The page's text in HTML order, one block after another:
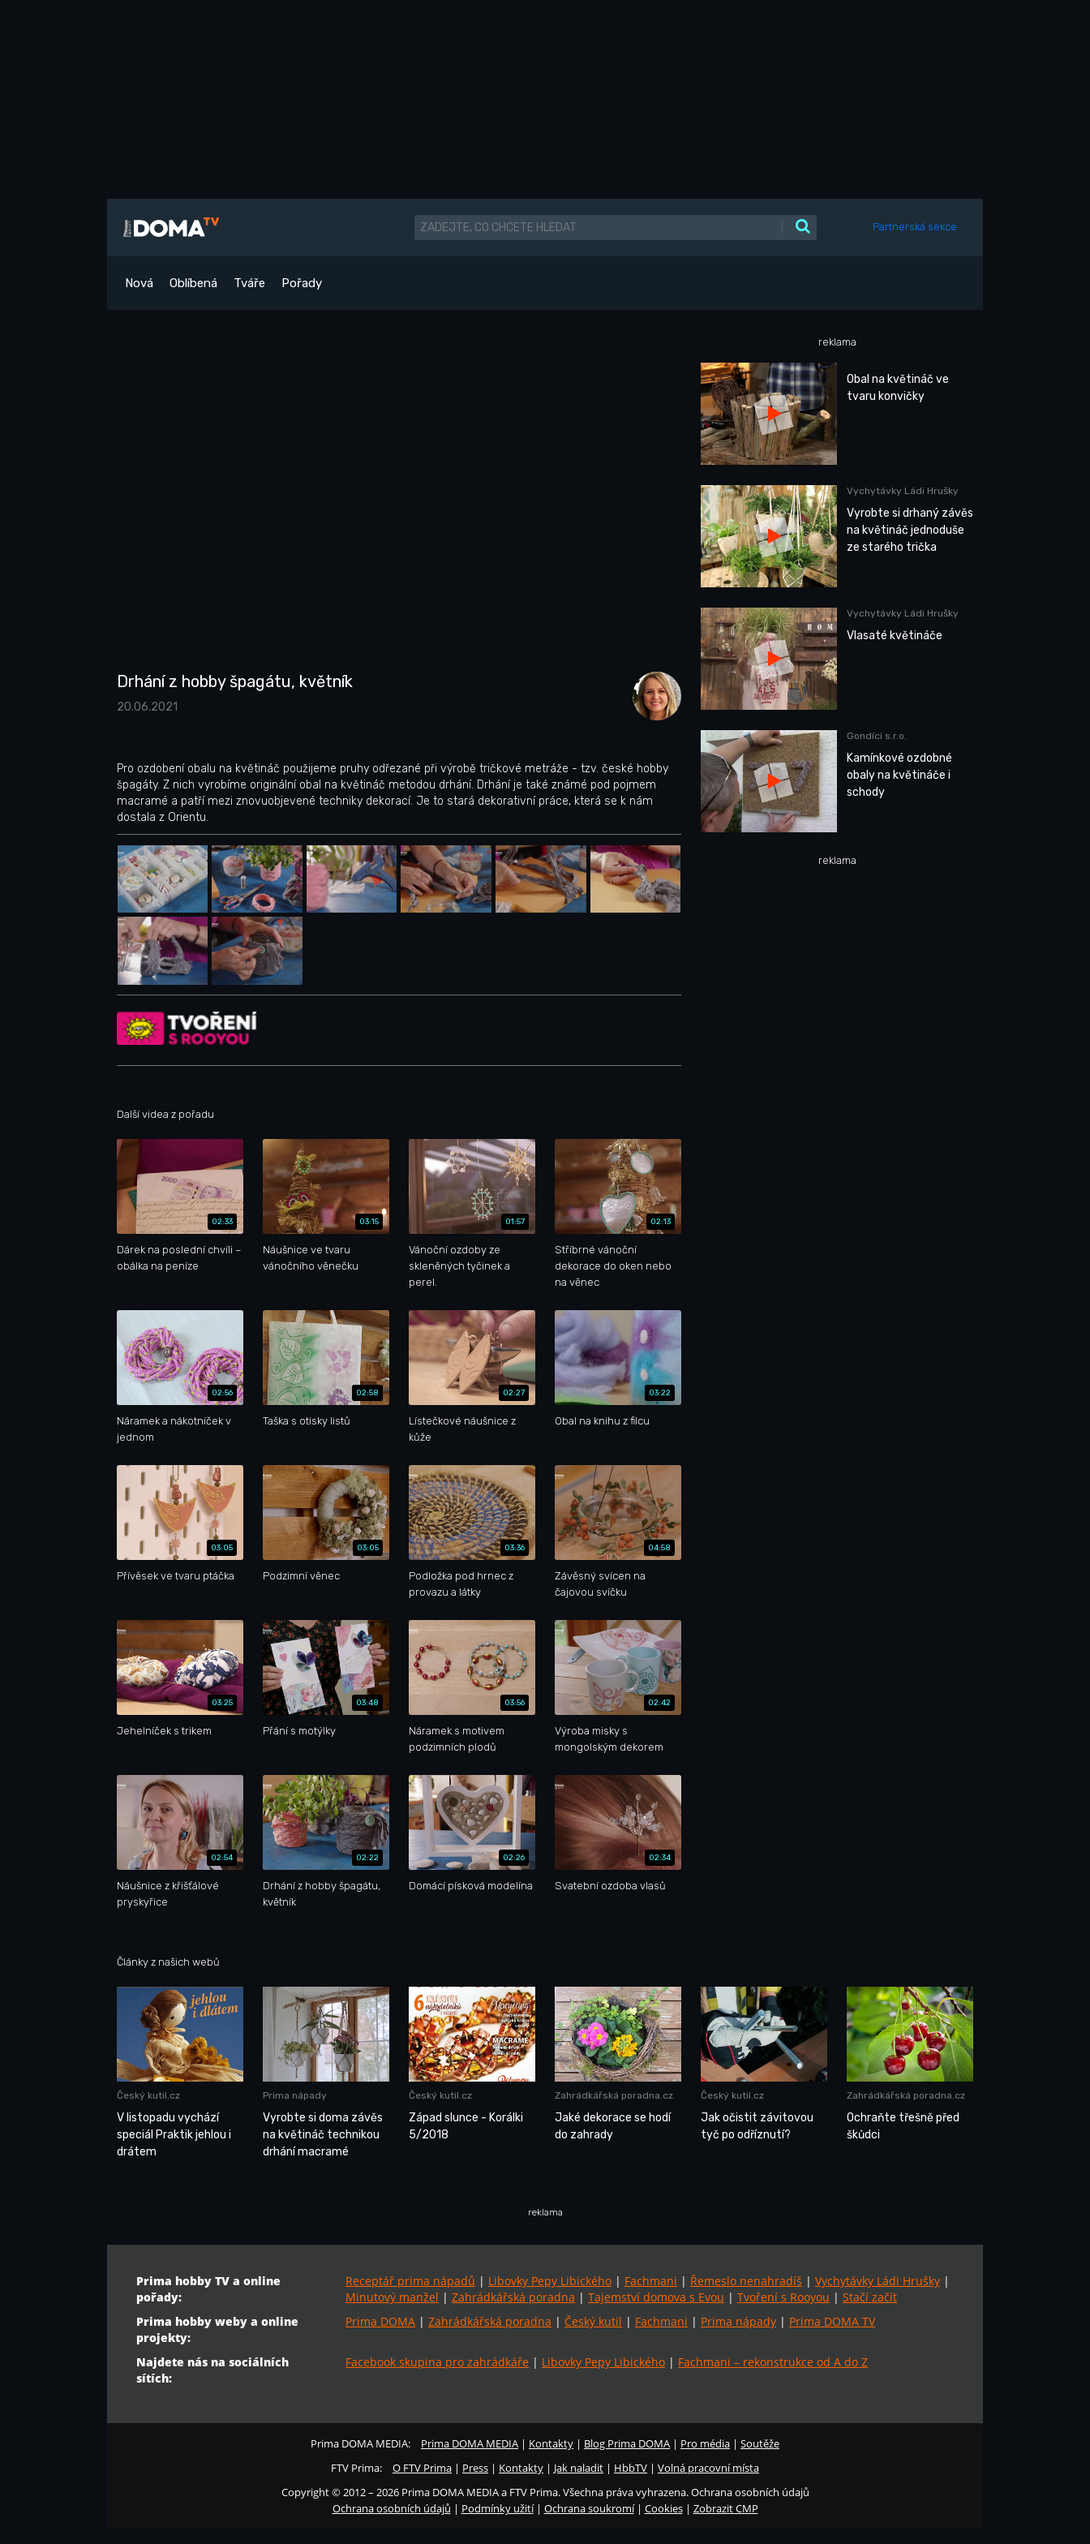
Partnerská sekce
Nová Oblíbená Tváře Pořady
Drhání z hobby špagátu, květník
20.06.2021
Pro ozdobení obalu na květináč použijeme pruhy odřezané při výrobě tričkové metráže - tzv. české hobby
špagáty. Z nich vyrobíme originální obal na květináč metodou drhání. Drhání je také známé pod pojmem
macramé a patří mezi znovuobjevené techniky dekorací. Je to stará dekorativní práce, která se k nám
dostala z Orientu.
Další videa z pořadu
02:33
Dárek na poslední chvíli –
obálka na peníze
03:15
Náušnice ve tvaru
vánočního věnečku
01:57
Vánoční ozdoby ze
skleněných tyčinek a
perel.
02:13
Stříbrné vánoční
dekorace do oken nebo
na věnec
02:56
Náramek a nákotníček v
jednom
02:58
Taška s otisky listů
02:27
Lístečkové náušnice z
kůže
03:22
Obal na knihu z filcu
03:05
Přívěsek ve tvaru ptáčka
03:05
Podzimní věnec
03:36
Podložka pod hrnec z
provazu a látky
04:58
Závěsný svícen na
čajovou svíčku
03:25
Jehelníček s trikem
03:48
Přání s motýlky
03:56
Náramek s motivem
podzimních plodů
02:42
Výroba misky s
mongolským dekorem
02:54
Náušnice z křišťálové
pryskyřice
02:22
Drhání z hobby špagátu,
květník
02:26
Domácí písková modelína
02:34
Svatební ozdoba vlasů
reklama
Obal na květináč ve
tvaru konvičky
Vychytávky Ládi Hrušky
Vyrobte si drhaný závěs
na květináč jednoduše
ze starého trička
Vychytávky Ládi Hrušky
Vlasaté květináče
Gondíci s.r.o.
Kamínkové ozdobné
obaly na květináče i
schody
reklama
Články z našich webů
Český kutil.cz
V listopadu vychází
speciál Praktik jehlou i
drátem
Prima nápady
Vyrobte si doma závěs
na květináč technikou
drhání macramé
Český kutil.cz
Západ slunce - Korálki
5/2018
Zahrádkářská poradna.cz
Jaké dekorace se hodí
do zahrady
Český kutil.cz
Jak očistit závitovou
tyč po odříznutí?
Zahrádkářská poradna.cz
Ochraňte třešně před
škůdci
reklama
Prima hobby TV a online
pořady:
Receptář prima nápadů | Libovky Pepy Libického | Fachmani | Řemeslo nenahradíš | Vychytávky Ládi Hrušky |
Minutový manžel | Zahrádkářská poradna | Tajemství domova s Evou | Tvoření s Rooyou | Stačí začít
Prima hobby weby a online
projekty:
Prima DOMA | Zahrádkářská poradna | Český kutil | Fachmani | Prima nápady | Prima DOMA TV
Najdete nás na sociálních
sítích:
Facebook skupina pro zahrádkáře | Libovky Pepy Libického | Fachmani – rekonstrukce od A do Z
Prima DOMA MEDIA: Prima DOMA MEDIA | Kontakty | Blog Prima DOMA | Pro média | Soutěže
FTV Prima:
O FTV Prima | Press | Kontakty | Jak naladit | HbbTV | Volná pracovní místa
Copyright © 2012 – 2026 Prima DOMA MEDIA a FTV Prima. Všechna práva vyhrazena. Ochrana osobních údajů
Ochrana osobních údajů | Podmínky užití| Ochrana soukromí| Cookies| Zobrazit CMP